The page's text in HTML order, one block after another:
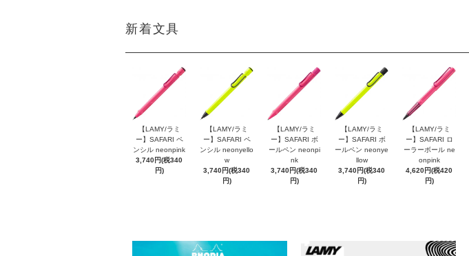
新着文具
【LAMY/ラミ
ー】SAFARI ペ
ンシル neonpink
3,740円(税340
円)
【LAMY/ラミ
ー】SAFARI ペ
ンシル neonyello
w
3,740円(税340
円)
【LAMY/ラミ
ー】SAFARI ボ
ールペン neonpi
nk
3,740円(税340
円)
【LAMY/ラミ
ー】SAFARI ボ
ールペン neonye
llow
3,740円(税340
円)
【LAMY/ラミ
ー】SAFARI ロ
ーラーボール ne
onpink
4,620円(税420
円)